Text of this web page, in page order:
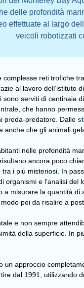
delle profondità
effettuate al largo
veicoli robotizzati
complesse reti trofiche
al lavoro dell’istituto
sono serviti di centinaia
che hanno
preda-predatore. Dallo
anche che gli animali
nelle profondità
ancora poco
i più misteriosi. In
organismi e l’analisi
a misurare la quantità
poi da risalire a
e non sempre
della superficie. In
un approccio
dal 1991, utilizzando